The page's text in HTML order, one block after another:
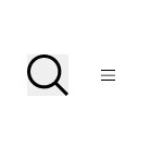
Suche
SucheMenü